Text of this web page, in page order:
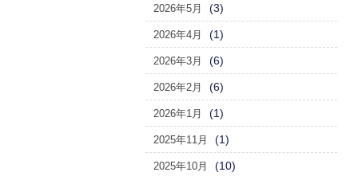
2026年5月 (3)
2026年4月 (1)
2026年3月 (6)
2026年2月 (6)
2026年1月 (1)
2025年11月 (1)
2025年10月 (10)